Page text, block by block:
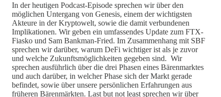
In der heutigen Podcast-Episode sprechen wir über den
möglichen Untergang von Genesis, einem der wichtigsten
Akteure in der Kryptowelt, sowie die damit verbundenen
Implikationen. Wir geben ein umfassendes Update zum FTX-
Fiasko und Sam Bankman-Fried. Im Zusammenhang mit SBF
sprechen wir darüber, warum DeFi wichtiger ist als je zuvor
und welche Zukunftsmöglichkeiten gegeben sind. Wir
sprechen ausführlich über die drei Phasen eines Bärenmarktes
und auch darüber, in welcher Phase sich der Markt gerade
befindet, sowie über unsere persönlichen Erfahrungen aus
früheren Bärenmärkten. Last but not least sprechen wir über